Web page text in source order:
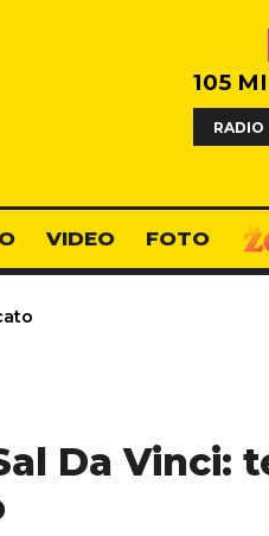
105
RADIO
VIDEO FOTO
Da Vinci: